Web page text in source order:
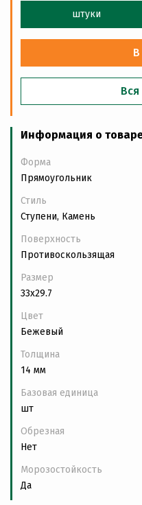
штуки
В
Вся
Информация о
Форма
Прямоугольник
Стиль
Ступени, Камень
Поверхность
Противоскользящая
Размер
33x29.7
Цвет
Бежевый
Толщина
14 мм
Базовая единица
шт
Обрезная
Нет
Морозостойкость
Да